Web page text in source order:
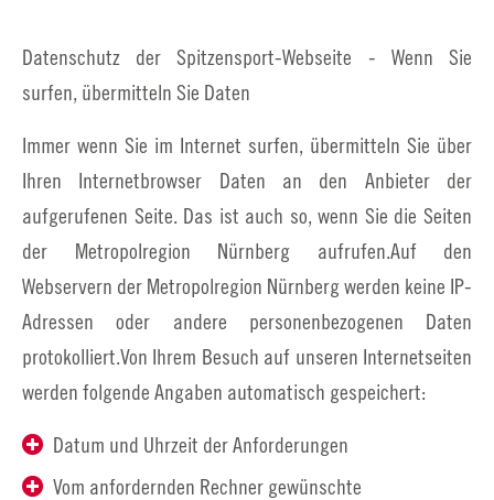
Datenschutz der Spitzensport-Webseite - Wenn Sie
surfen, übermitteln Sie Daten
Immer wenn Sie im Internet surfen, übermitteln Sie über
Ihren Internetbrowser Daten an den Anbieter der
aufgerufenen Seite. Das ist auch so, wenn Sie die Seiten
der Metropolregion Nürnberg aufrufen.Auf den
Webservern der Metropolregion Nürnberg werden keine IP-
Adressen oder andere personenbezogenen Daten
protokolliert.Von Ihrem Besuch auf unseren Internetseiten
werden folgende Angaben automatisch gespeichert:
Datum und Uhrzeit der Anforderungen
Vom anfordernden Rechner gewünschte